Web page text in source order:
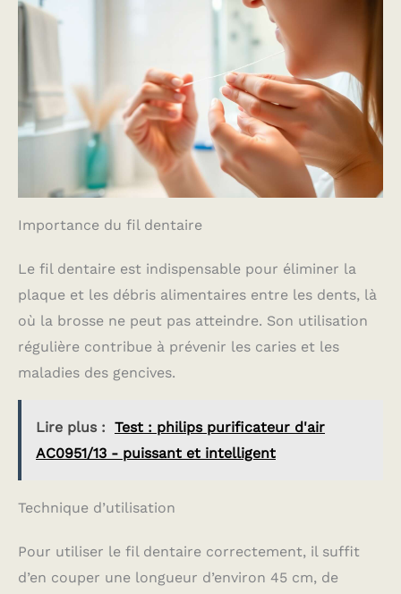
Importance du fil dentaire
Le fil dentaire est indispensable pour éliminer la
plaque et les débris alimentaires entre les dents, là
où la brosse ne peut pas atteindre. Son utilisation
régulière contribue à prévenir les caries et les
maladies des gencives.
Lire plus : Test : philips purificateur d'air
AC0951/13 - puissant et intelligent
Technique d’utilisation
Pour utiliser le fil dentaire correctement, il suffit
d’en couper une longueur d’environ 45 cm, de